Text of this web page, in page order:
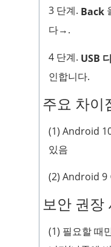
3 단계. Back
다→.
4 단계. USB
인합니다.
주요 차이
(1) Android
있음
(2) Android 9
보안 권장
(1) 필요할 때